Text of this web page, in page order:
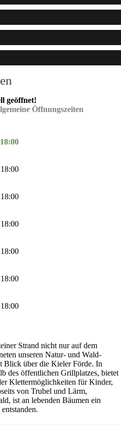
geöffnet!
Öffnungszeiten
Strand nicht nur auf dem
unseren Natur- und Wald-
Blick über die Kieler Förde. In
des öffentlichen Grillplatzes, bietet
Klettermöglichkeiten für Kinder,
von Trubel und Lärm,
ist an lebenden Bäumen ein